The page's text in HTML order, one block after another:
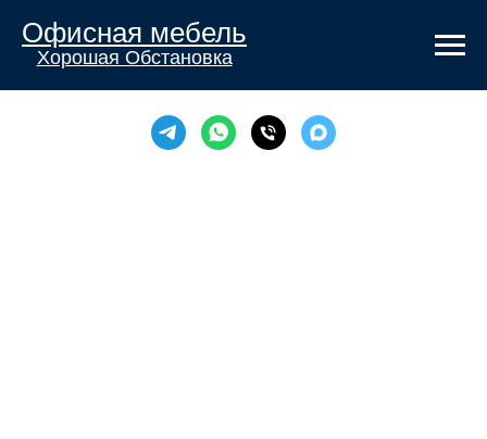
Офисная мебель
Хорошая Обстановка